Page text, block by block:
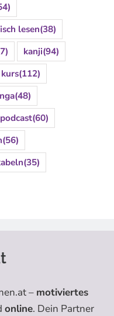
lesen(38)
kanji(94)
kurs(112)
(48)
podcast(60)
(56)
(35)
– motiviertes
online. Dein Partner